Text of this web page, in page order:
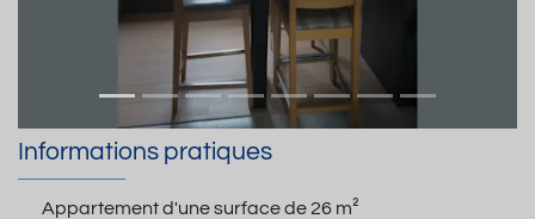
Informations pratiques
Appartement d'une surface de26 m²